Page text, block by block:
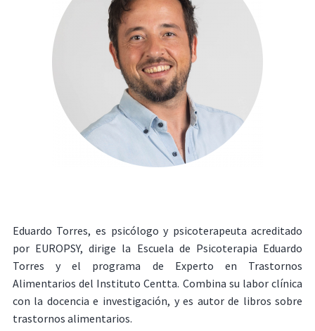
Eduardo Torres, es psicólogo y psicoterapeuta acreditado
por EUROPSY, dirige la Escuela de Psicoterapia Eduardo
Torres y el programa de Experto en Trastornos
Alimentarios del Instituto Centta. Combina su labor clínica
con la docencia e investigación, y es autor de libros sobre
trastornos alimentarios.